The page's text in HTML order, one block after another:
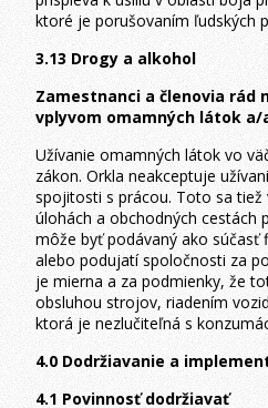
ktoré je porušovaním ľudských
3.13 Drogy a alkohol
Zamestnanci a členovia rád
vplyvom omamných látok
Užívanie omamných látok vo
zákon. Orkla neakceptuje
spojitosti s prácou. Toto sa tiež
úlohách a obchodných cestách
môže byť podávaný ako
alebo podujatí spoločnosti za
je mierna a za podmienky, že
obsluhou strojov, riadením
ktorá je nezlučiteľná s
4.0 Dodržiavanie a
4.1 Povinnosť dodržiavať